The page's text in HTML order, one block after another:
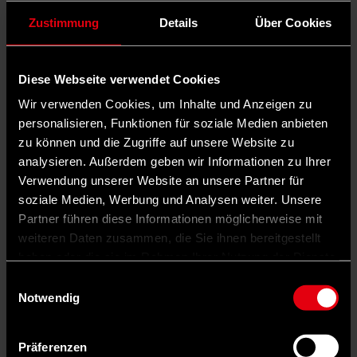
Zustimmung Details Über Cookies
Diese Webseite verwendet Cookies
Wir verwenden Cookies, um Inhalte und Anzeigen zu
personalisieren, Funktionen für soziale Medien anbieten
zu können und die Zugriffe auf unsere Website zu
analysieren. Außerdem geben wir Informationen zu Ihrer
Verwendung unserer Website an unsere Partner für
soziale Medien, Werbung und Analysen weiter. Unsere
Partner führen diese Informationen möglicherweise mit
weiteren Daten zusammen, die Sie ihnen bereitgestellt
Notwendig
Präferenzen